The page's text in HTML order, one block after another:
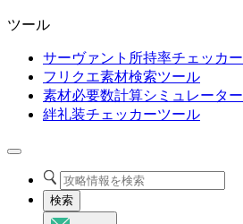
ツール
サーヴァント所持率チェッカー
フリクエ素材検索ツール
素材必要数計算シミュレーター
絆礼装チェッカーツール
検索